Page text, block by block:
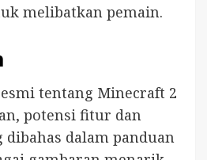
melibatkan pemain.
tentang Minecraft 2
potensi fitur dan
dalam panduan